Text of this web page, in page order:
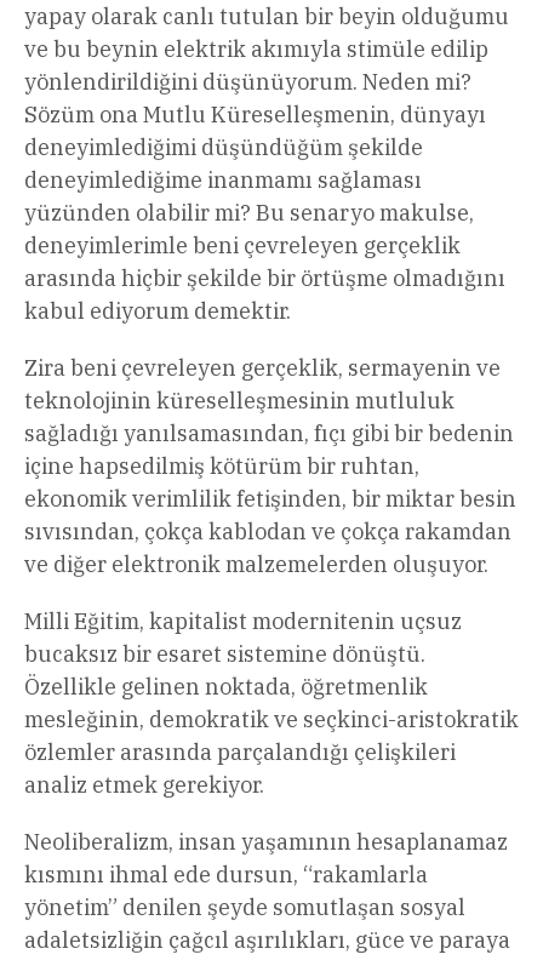
yapay olarak canlı tutulan bir beyin olduğumu
ve bu beynin elektrik akımıyla stimüle edilip
yönlendirildiğini düşünüyorum. Neden mi?
Sözüm ona Mutlu Küreselleşmenin, dünyayı
deneyimlediğimi düşündüğüm şekilde
deneyimlediğime inanmamı sağlaması
yüzünden olabilir mi? Bu senaryo makulse,
deneyimlerimle beni çevreleyen gerçeklik
arasında hiçbir şekilde bir örtüşme olmadığını
kabul ediyorum demektir.
Zira beni çevreleyen gerçeklik, sermayenin ve
teknolojinin küreselleşmesinin mutluluk
sağladığı yanılsamasından, fıçı gibi bir bedenin
içine hapsedilmiş kötürüm bir ruhtan,
ekonomik verimlilik fetişinden, bir miktar besin
sıvısından, çokça kablodan ve çokça rakamdan
ve diğer elektronik malzemelerden oluşuyor.
Milli Eğitim, kapitalist modernitenin uçsuz
bucaksız bir esaret sistemine dönüştü.
Özellikle gelinen noktada, öğretmenlik
mesleğinin, demokratik ve seçkinci-aristokratik
özlemler arasında parçalandığı çelişkileri
analiz etmek gerekiyor.
Neoliberalizm, insan yaşamının hesaplanamaz
kısmını ihmal ede dursun, “rakamlarla
yönetim” denilen şeyde somutlaşan sosyal
adaletsizliğin çağcıl aşırılıkları, güce ve paraya